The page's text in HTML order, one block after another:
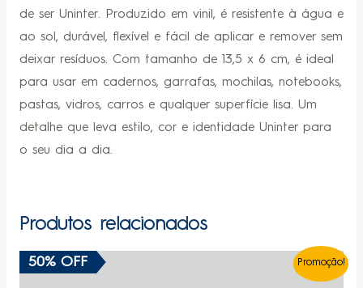
de ser Uninter. Produzido em vinil, é resistente à água e
ao sol, durável, flexível e fácil de aplicar e remover sem
deixar resíduos. Com tamanho de 13,5 x 6 cm, é ideal
para usar em cadernos, garrafas, mochilas, notebooks,
pastas, vidros, carros e qualquer superfície lisa. Um
detalhe que leva estilo, cor e identidade Uninter para
o seu dia a dia.
Produtos relacionados
Promoção!
50% OFF